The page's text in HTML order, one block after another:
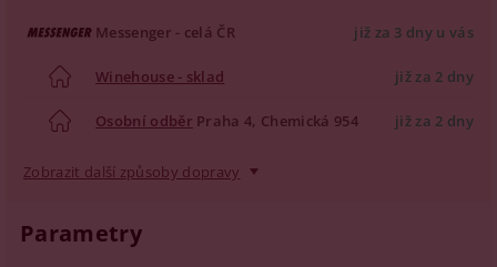
Messenger - celá ČR již za 3 dny u vás
Winehouse - sklad již za 2 dny
Osobní odběr Praha 4, Chemická 954 již za 2 dny
Zobrazit další způsoby dopravy
Parametry